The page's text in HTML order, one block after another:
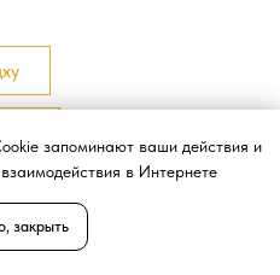
запоминают ваши действия и
в Интернете
закрыть